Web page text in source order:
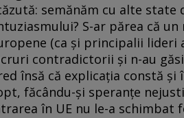
semănăm cu alte state
S-ar părea că
(ca şi principalii lideri
contradictorii şi n-au
însă că explicaţia constă
făcându-şi speranţe
în UE nu le-a schimbat